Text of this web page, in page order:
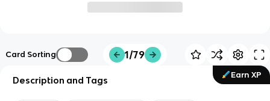
Card Sorting 1/79
Earn XP
Description and Tags